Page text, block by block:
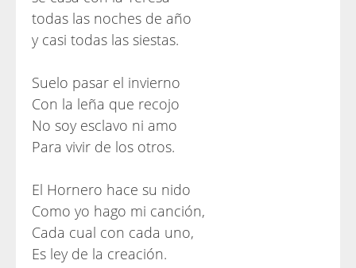
todas las noches de año
y casi todas las siestas.
Suelo pasar el invierno
Con la leña que recojo
No soy esclavo ni amo
Para vivir de los otros.
El Hornero hace su nido
Como yo hago mi canción,
Cada cual con cada uno,
Es ley de la creación.